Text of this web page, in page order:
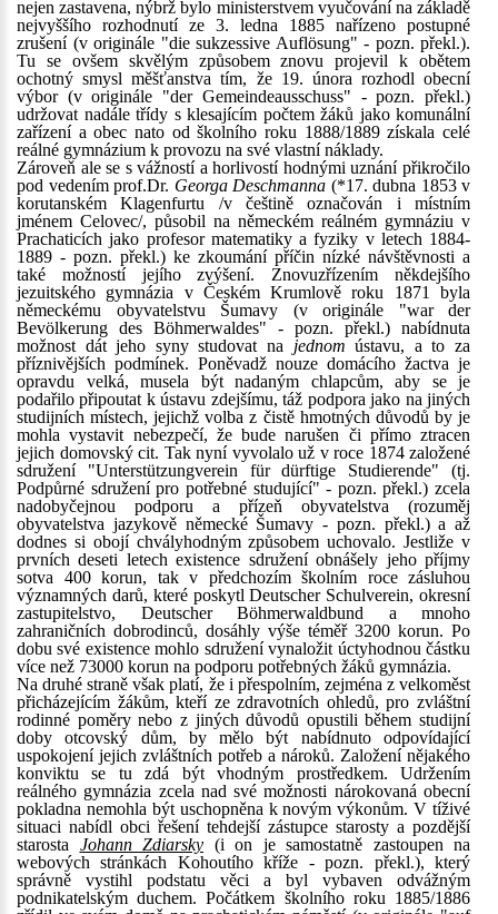
nejen zastavena, nýbrž bylo ministerstvem vyučování na základě
nejvyššího rozhodnutí ze 3. ledna 1885 nařízeno postupné
zrušení (v originále "die sukzessive Auflösung" - pozn. překl.).
Tu se ovšem skvělým způsobem znovu projevil k obětem
ochotný smysl měšťanstva tím, že 19. února rozhodl obecní
výbor (v originále "der Gemeindeausschuss" - pozn. překl.)
udržovat nadále třídy s klesajícím počtem žáků jako komunální
zařízení a obec nato od školního roku 1888/1889 získala celé
reálné gymnázium k provozu na své vlastní náklady.
Zároveň ale se s vážností a horlivostí hodnými uznání přikročilo
pod vedením prof.Dr. Georga Deschmanna (*17. dubna 1853 v
korutanském Klagenfurtu /v češtině označován i místním
jménem Celovec/, působil na německém reálném gymnáziu v
Prachaticích jako profesor matematiky a fyziky v letech 1884-
1889 - pozn. překl.) ke zkoumání příčin nízké návštěvnosti a
také možností jejího zvýšení. Znovuzřízením někdejšího
jezuitského gymnázia v Českém Krumlově roku 1871 byla
německému obyvatelstvu Šumavy (v originále "war der
Bevölkerung des Böhmerwaldes" - pozn. překl.) nabídnuta
možnost dát jeho syny studovat na jednom ústavu, a to za
příznivějších podmínek. Poněvadž nouze domácího žactva je
opravdu velká, musela být nadaným chlapcům, aby se je
podařilo připoutat k ústavu zdejšímu, táž podpora jako na jiných
studijních místech, jejichž volba z čistě hmotných důvodů by je
mohla vystavit nebezpečí, že bude narušen či přímo ztracen
jejich domovský cit. Tak nyní vyvolalo už v roce 1874 založené
sdružení "Unterstützungverein für dürftige Studierende" (tj.
Podpůrné sdružení pro potřebné studující" - pozn. překl.) zcela
nadobyčejnou podporu a přízeň obyvatelstva (rozuměj
obyvatelstva jazykově německé Šumavy - pozn. překl.) a až
dodnes si obojí chvályhodným způsobem uchovalo. Jestliže v
prvních deseti letech existence sdružení obnášely jeho příjmy
sotva 400 korun, tak v předchozím školním roce zásluhou
významných darů, které poskytl Deutscher Schulverein, okresní
zastupitelstvo, Deutscher Böhmerwaldbund a mnoho
zahraničních dobrodinců, dosáhly výše téměř 3200 korun. Po
dobu své existence mohlo sdružení vynaložit úctyhodnou částku
více než 73000 korun na podporu potřebných žáků gymnázia.
Na druhé straně však platí, že i přespolním, zejména z velkoměst
přicházejícím žákům, kteří ze zdravotních ohledů, pro zvláštní
rodinné poměry nebo z jiných důvodů opustili během studijní
doby otcovský dům, by mělo být nabídnuto odpovídající
uspokojení jejich zvláštních potřeb a nároků. Založení nějakého
konviktu se tu zdá být vhodným prostředkem. Udržením
reálného gymnázia zcela nad své možnosti nárokovaná obecní
pokladna nemohla být uschopněna k novým výkonům. V tíživé
situaci nabídl obci řešení tehdejší zástupce starosty a pozdější
starosta Johann Zdiarsky (i on je samostatně zastoupen na
webových stránkách Kohoutího kříže - pozn. překl.), který
správně vystihl podstatu věci a byl vybaven odvážným
podnikatelským duchem. Počátkem školního roku 1885/1886